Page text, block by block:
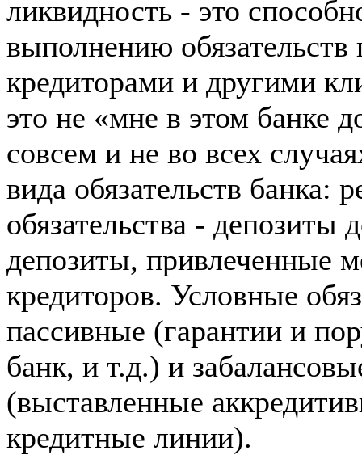
ликвидность - это
выполнению обязательств
кредиторами и другими
это не «мне в этом банке
совсем и не во всех
вида обязательств банка:
обязательства - депозиты
депозиты, привлеченные
кредиторов. Условные
пассивные (гарантии и
банк, и т.д.) и
(выставленные
кредитные линии).